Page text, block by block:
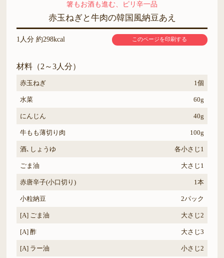
箸もお酒も進む、ピリ辛一品
赤玉ねぎと牛肉の韓国風納豆あえ
1人分 約298kcal このページを印刷する
材料（2～3人分）
赤玉ねぎ 1個
水菜 60g
にんじん 40g
牛もも薄切り肉 100g
酒､しょうゆ 各小さじ1
ごま油 大さじ1
赤唐辛子(小口切り) 1本
小粒納豆 2パック
[A] ごま油 大さじ2
[A] 酢 大さじ3
[A] ラー油 小さじ2